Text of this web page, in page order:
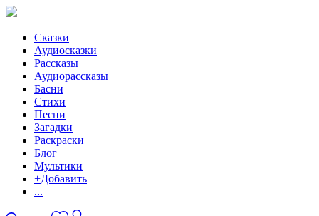
Сказки
Аудиосказки
Рассказы
Аудиорассказы
Басни
Стихи
Песни
Загадки
Раскраски
Блог
Мультики
+Добавить
...